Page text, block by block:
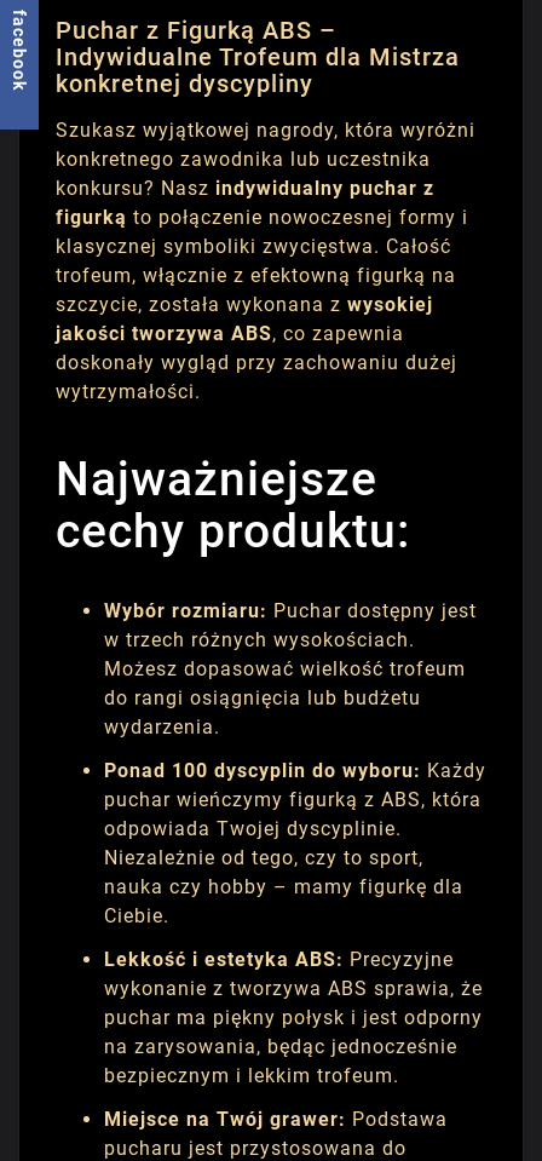
Puchar z Figurką ABS –
Indywidualne Trofeum dla Mistrza
konkretnej dyscypliny
Szukasz wyjątkowej nagrody, która wyróżni
konkretnego zawodnika lub uczestnika
konkursu? Nasz indywidualny puchar z
figurką to połączenie nowoczesnej formy i
klasycznej symboliki zwycięstwa. Całość
trofeum, włącznie z efektowną figurką na
szczycie, została wykonana z wysokiej
jakości tworzywa ABS, co zapewnia
doskonały wygląd przy zachowaniu dużej
wytrzymałości.
Najważniejsze
cechy produktu:
Wybór rozmiaru: Puchar dostępny jest
w trzech różnych wysokościach.
Możesz dopasować wielkość trofeum
do rangi osiągnięcia lub budżetu
wydarzenia.
Ponad 100 dyscyplin do wyboru: Każdy
puchar wieńczymy figurką z ABS, która
odpowiada Twojej dyscyplinie.
Niezależnie od tego, czy to sport,
nauka czy hobby – mamy figurkę dla
Ciebie.
Lekkość i estetyka ABS: Precyzyjne
wykonanie z tworzywa ABS sprawia, że
puchar ma piękny połysk i jest odporny
na zarysowania, będąc jednocześnie
bezpiecznym i lekkim trofeum.
Miejsce na Twój grawer: Podstawa
pucharu jest przystosowana do
facebook